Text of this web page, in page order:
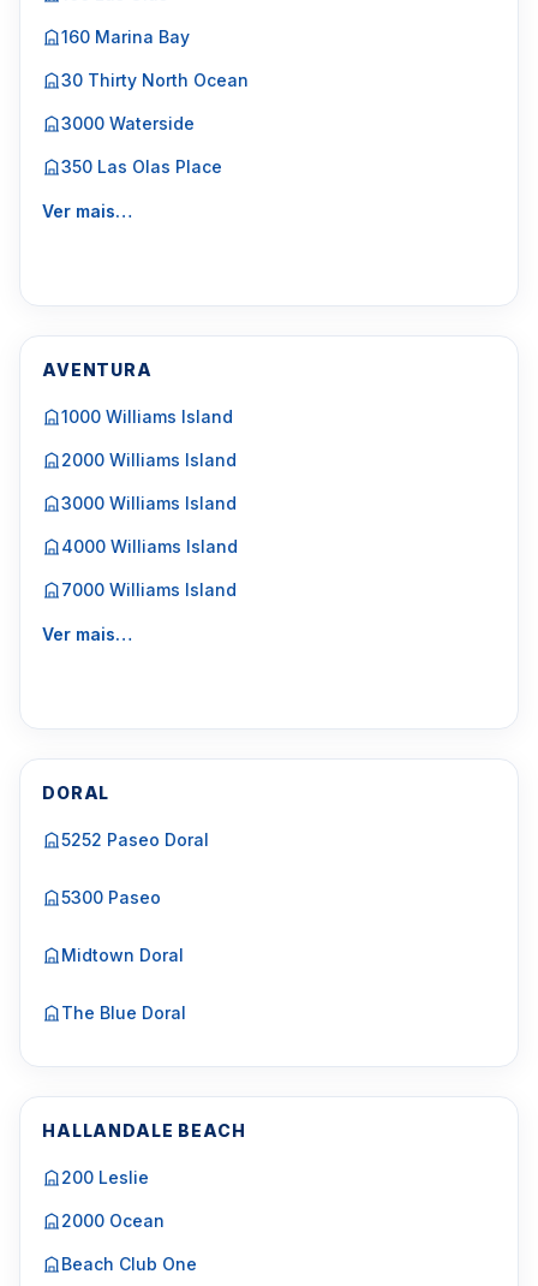
160 Marina Bay
30 Thirty North Ocean
3000 Waterside
350 Las Olas Place
Ver mais…
AVENTURA
1000 Williams Island
2000 Williams Island
3000 Williams Island
4000 Williams Island
7000 Williams Island
Ver mais…
DORAL
5252 Paseo Doral
5300 Paseo
Midtown Doral
The Blue Doral
HALLANDALE BEACH
200 Leslie
2000 Ocean
Beach Club One